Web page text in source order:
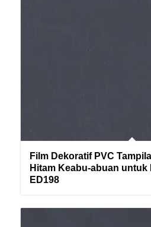
Film Dekoratif PVC
Hitam Keabu-abuan
ED198